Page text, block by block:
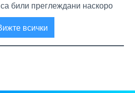
били преглеждани наскоро
всички